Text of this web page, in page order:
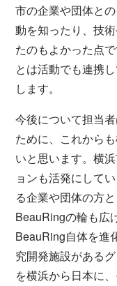
市の企業や団体と
動を知ったり、技
たのもよかった点
とは活動でも連携
します。
今後について担当
ために、これから
いと思います。横
ョンも活発にして
る企業や団体の方
BeauRingの輪も広
BeauRing自体を進
究開発施設がある
を横浜から日本に